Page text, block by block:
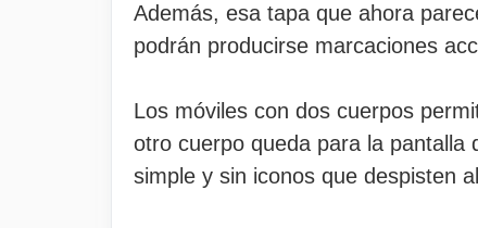
Además, esa tapa que ahora
podrán producirse marcaciones
Los móviles con dos cuerpos
otro cuerpo queda para la
simple y sin iconos que despisten